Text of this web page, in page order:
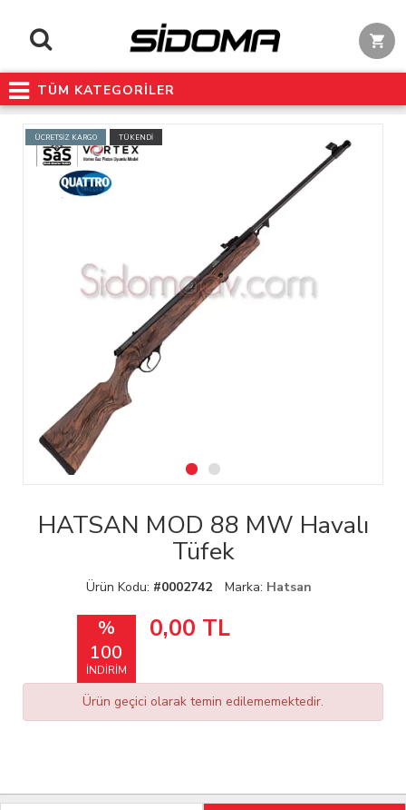
TÜM KATEGORİLER
ÜCRETSİZ KARGO TÜKENDİ
HATSAN MOD 88 MW Havalı
Tüfek
Ürün Kodu: #0002742 Marka: Hatsan
%
100
İNDİRİM
0,00 TL
Ürün geçici olarak temin edilememektedir.